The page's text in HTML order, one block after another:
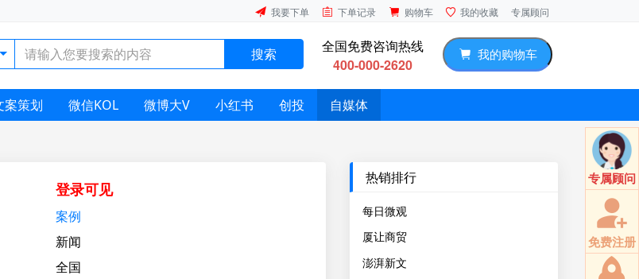
我要下单 下单记录 购物车 我的收藏 专属顾问
搜索 全国免费咨询热线
400-000-2620
我的购物车
案策划 微信KOL 微博大V 小红书 创投 自媒体
登录可见
案例
新闻
全国
热销排行
每日微观
厦让商贸
澎湃新文
专属顾问
免费注册